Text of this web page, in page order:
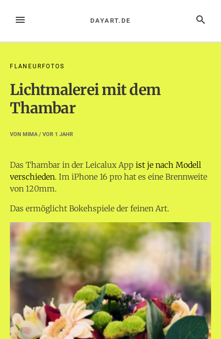
InhaltMENÜ SUCHE
DAYART.DE
FLANEURFOTOS
Lichtmalerei mit dem
Thambar
VON MIMA/ VOR 1 JAHR
Das Thambar in der Leicalux App ist je nach Modell
verschieden. Im iPhone 16 pro hat es eine Brennweite
von 120mm.
Das ermöglicht Bokehspiele der feinen Art.